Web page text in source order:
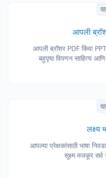
आपली
आपली ब्रॉशर PDF किंवा
बहुपृष्ठ विपणन साहित्य
लक्ष्य
आपल्या प्रेक्षकांसाठी भाषा
सूक्ष्म मजकूर